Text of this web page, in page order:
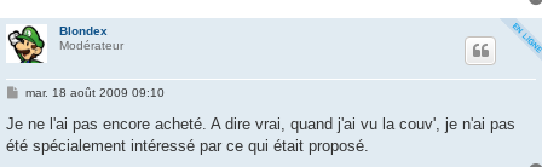
Blondex
Modérateur
M
s
a
mar. 18 août 2009 09:10
Je ne l'ai pas encore acheté. A dire vrai, quand j'ai vu la couv', je n'ai pas
été spécialement intéressé par ce qui était proposé.